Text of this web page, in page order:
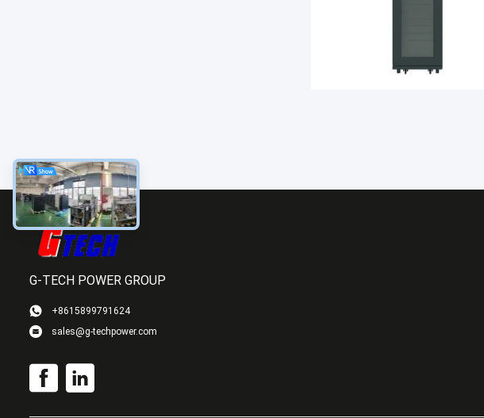
G-TECH POWER GROUP
+8615899791624
sales@g-techpower.com